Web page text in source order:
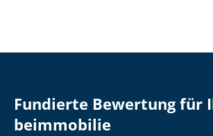
Fundierte Bewertung für
be­im­mo­bi­lie